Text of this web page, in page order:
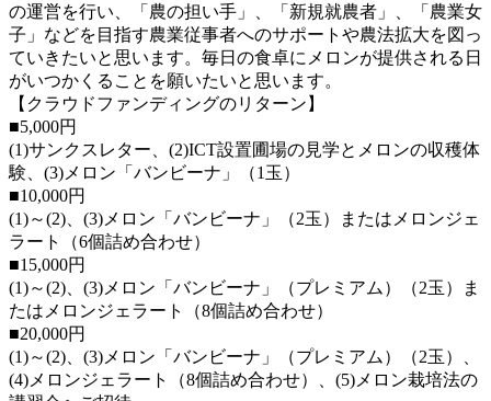
の運営を行い、「農の担い手」、「新規就農者」、「農業女
子」などを目指す農業従事者へのサポートや農法拡大を図っ
ていきたいと思います。毎日の食卓にメロンが提供される日
がいつかくることを願いたいと思います。
【クラウドファンディングのリターン】
■5,000円
(1)サンクスレター、(2)ICT設置圃場の見学とメロンの収穫体
験、(3)メロン「バンビーナ」（1玉）
■10,000円
(1)～(2)、(3)メロン「バンビーナ」（2玉）またはメロンジェ
ラート（6個詰め合わせ）
■15,000円
(1)～(2)、(3)メロン「バンビーナ」（プレミアム）（2玉）ま
たはメロンジェラート（8個詰め合わせ）
■20,000円
(1)～(2)、(3)メロン「バンビーナ」（プレミアム）（2玉）、
(4)メロンジェラート（8個詰め合わせ）、(5)メロン栽培法の